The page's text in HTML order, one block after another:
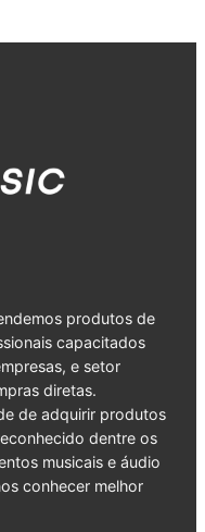
produtos de
capacitados
e setor
diretas.
de adquirir produtos
dentre os
musicais e áudio
conhecer melhor